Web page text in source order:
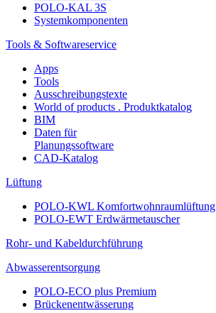
POLO-KAL 3S
Systemkomponenten
Tools & Softwareservice
Apps
Tools
Ausschreibungstexte
World of products . Produktkatalog
BIM
Daten für
Planungssoftware
CAD-Katalog
Lüftung
POLO-KWL Komfortwohnraumlüftung
POLO-EWT Erdwärmetauscher
Rohr- und Kabeldurchführung
Abwasserentsorgung
POLO-ECO plus Premium
Brückenentwässerung